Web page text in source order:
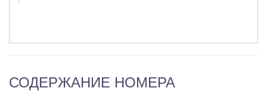
СОДЕРЖАНИЕ НОМЕРА